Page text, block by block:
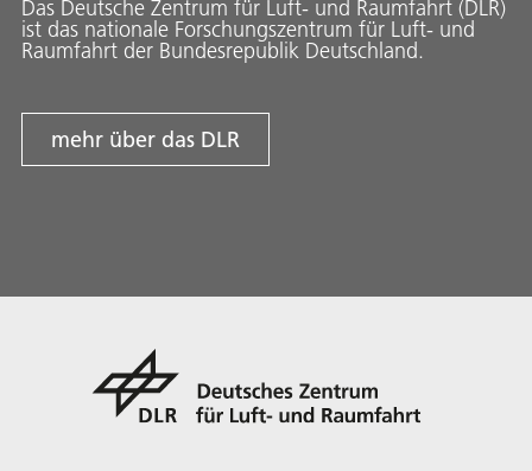
Das Deutsche Zentrum für Luft- und Raumfahrt (DLR)
ist das nationale Forschungszentrum für Luft- und
Raumfahrt der Bundesrepublik Deutschland.
mehr über das DLR